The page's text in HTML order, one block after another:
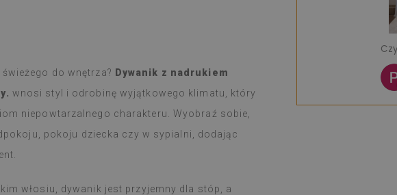
do wnętrza? Dywanik z nadrukiem
wnosi styl i odrobinę wyjątkowego klimatu, który
niepowtarzalnego charakteru. Wyobraź sobie,
pokoju dziecka czy w sypialni, dodając
włosiu, dywanik jest przyjemny dla stóp, a
wyborem
Produkt dotarł w ciągu tygodnia, zgodnie z
informacją, był dobrze opakowany.
Montaż łatwy, odklejanie i naklejanie nie przysparza
trudności a efekt rewelacyjny.
Jestem bardzo zadowolona i nadal zdumiona, że
taka cienka naklejka spełnia takie zadanie.
natężeniu gotowania na kuchence gazowej (święta),
Beatrycze K
1 rok temu
Jestem bardzo
Bardzo dobra
Szybka wysyłka.
Serdecznie
Patrycja M
1 rok temu